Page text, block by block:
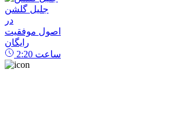
جلیل گلشن
در
اصول موفقیت
رایگان
2:20 ساعت